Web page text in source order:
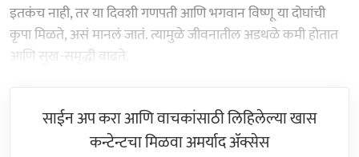
इतकंच नाही, तर या दिवशी गणपती आणि भगवान विष्णू या दोघांची
कृपा मिळते, असं मानलं जातं. त्यामुळे जीवनातील अडथळे कमी होतात
आणि सुख-समृद्धी वाढते.
साईन अप करा आणि वाचकांसाठी लिहिलेल्या खास
कन्टेन्टचा मिळवा अमर्याद ॲक्सेस